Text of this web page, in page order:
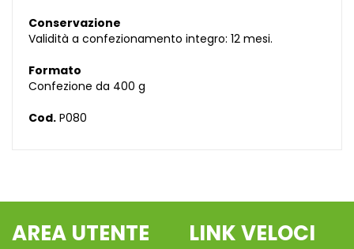
Conservazione
Validità a confezionamento integro: 12 mesi.
Formato
Confezione da 400 g
Cod. P080
AREA UTENTE LINK VELOCI